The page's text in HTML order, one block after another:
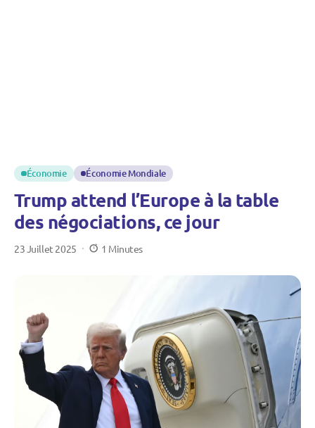
Économie Économie Mondiale
Trump attend l’Europe à la table
des négociations, ce jour
23 Juillet 2025 1 Minutes